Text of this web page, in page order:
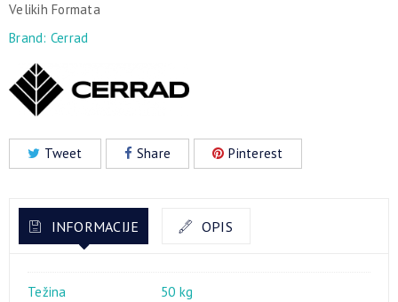
Velikih Formata
Brand: Cerrad
Tweet Share Pinterest
INFORMACIJE OPIS
Težina 50 kg